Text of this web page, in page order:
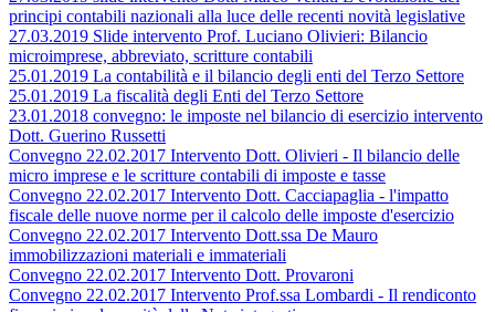
principi contabili nazionali alla luce delle recenti novità legislative
27.03.2019 Slide intervento Prof. Luciano Olivieri: Bilancio
microimprese, abbreviato, scritture contabili
25.01.2019 La contabilità e il bilancio degli enti del Terzo Settore
25.01.2019 La fiscalità degli Enti del Terzo Settore
23.01.2018 convegno: le imposte nel bilancio di esercizio intervento
Dott. Guerino Russetti
Convegno 22.02.2017 Intervento Dott. Olivieri - Il bilancio delle
micro imprese e le scritture contabili di imposte e tasse
Convegno 22.02.2017 Intervento Dott. Cacciapaglia - l'impatto
fiscale delle nuove norme per il calcolo delle imposte d'esercizio
Convegno 22.02.2017 Intervento Dott.ssa De Mauro
immobilizzazioni materiali e immateriali
Convegno 22.02.2017 Intervento Dott. Provaroni
Convegno 22.02.2017 Intervento Prof.ssa Lombardi - Il rendiconto